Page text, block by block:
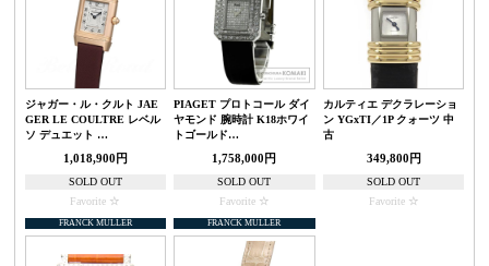
ジャガー・ル・クルト JAE
GER LE COULTRE レベル
ソ デュエット …
1,018,900円
SOLD OUT
Favorite
PIAGET プロトコール ダイ
ヤモンド 腕時計 K18ホワイ
トゴールド…
1,758,000円
SOLD OUT
Favorite
カルティエ デクラレーショ
ン YGxTI／1P クォーツ 中
古
349,800円
SOLD OUT
Favorite
FRANCK MULLER FRANCK MULLER